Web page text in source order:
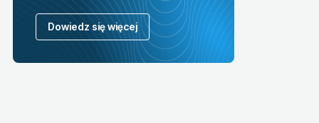
Dowiedz się więcej